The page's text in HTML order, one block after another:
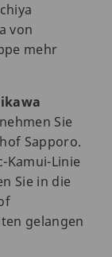
von
mehr
Sie
Sapporo.
Kamui-Linie
Sie in die
gelangen